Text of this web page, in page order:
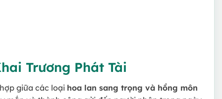
Trương Phát Tài
giữa các loại hoa lan sang trọng và hồng môn